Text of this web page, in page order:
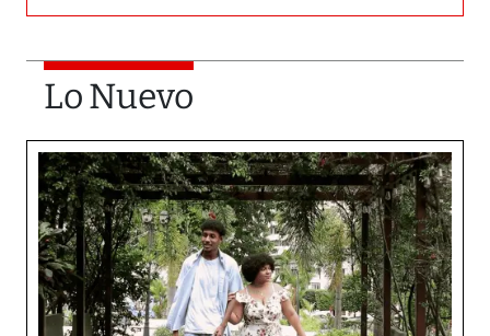
Lo Nuevo